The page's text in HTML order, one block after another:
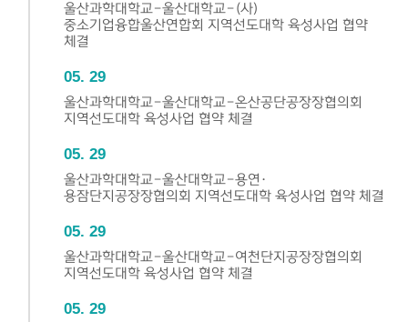
울산과학대학교-울산대학교-(사)
중소기업융합울산연합회 지역선도대학 육성사업 협약
체결
05 29
울산과학대학교-울산대학교-온산공단공장장협의회
지역선도대학 육성사업 협약 체결
05 29
울산과학대학교-울산대학교-용연·
용잠단지공장장협의회 지역선도대학 육성사업 협약 체결
05 29
울산과학대학교-울산대학교-여천단지공장장협의회
지역선도대학 육성사업 협약 체결
05 29